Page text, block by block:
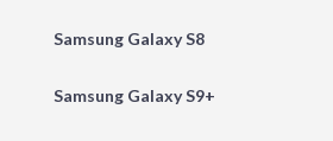
Samsung Galaxy S8
Samsung Galaxy S9+